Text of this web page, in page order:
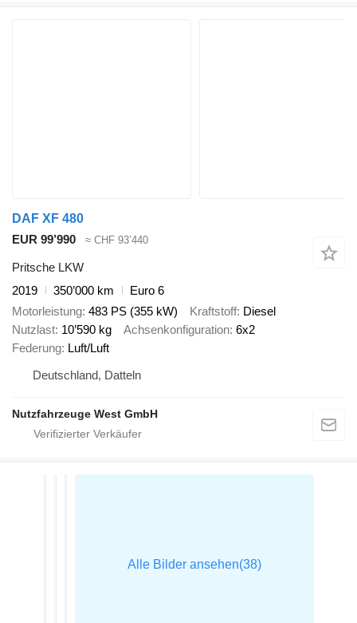
DAF XF 480
EUR 99’990
≈ CHF 93’440
Pritsche LKW
2019
350’000 km
Euro 6
Motorleistung 483 PS (355 kW) Kraftstoff Diesel
Nutzlast 10’590 kg Achsenkonfiguration 6x2
Federung Luft/Luft
Deutschland, Datteln
Nutzfahrzeuge West GmbH